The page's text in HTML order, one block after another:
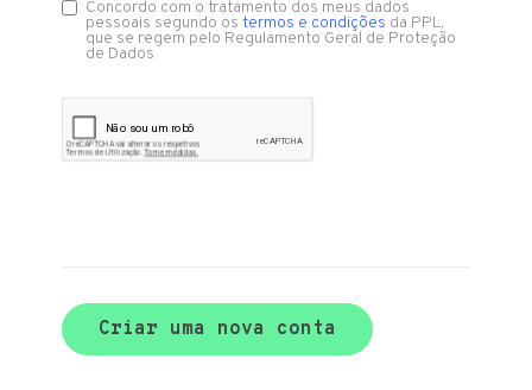
Concordo com o tratamento dos meus dados
pessoais segundo ostermos e condições da PPL,
que se regem pelo Regulamento Geral de Proteção
de Dados
Criar uma nova conta